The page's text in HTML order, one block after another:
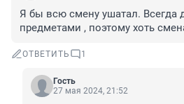
Я бы всю смену ушатал. Всегда
предметами , поэтому хоть
ОТВЕТИТЬ 1
Гость
27 мая 2024, 21:52